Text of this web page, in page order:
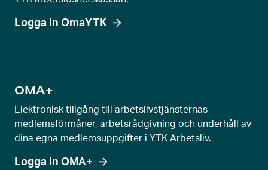
e
g
y
Logga in OmaYTK
OMA+
Elektronisk tillgång till arbetslivstjänsternas
medlemsförmåner, arbetsrådgivning och underhåll av
dina egna medlemsuppgifter i YTK Arbetsliv.
Logga in OMA+